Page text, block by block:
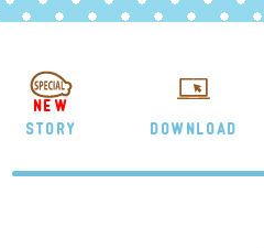
NEW
STORY
DOWNLOAD